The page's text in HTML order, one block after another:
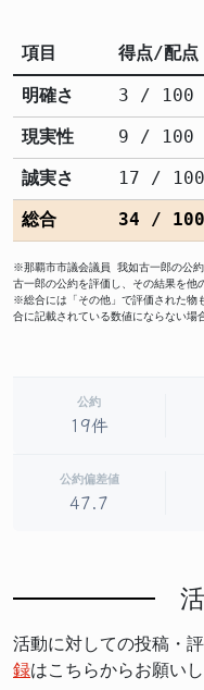
項目 得点/配点
明確さ 3 / 100
現実性
9 / 100
誠実さ
17 / 100
総合
34 / 100
※那覇市市議会議員 我如古一郎の公
古一郎の公約を評価し、その結果を他
※総合には「その他」で評価された物
合に記載されている数値にならない場
公約
19件
公約偏差値
47.7
活動に対しての投稿・
録はこちらからお願いし